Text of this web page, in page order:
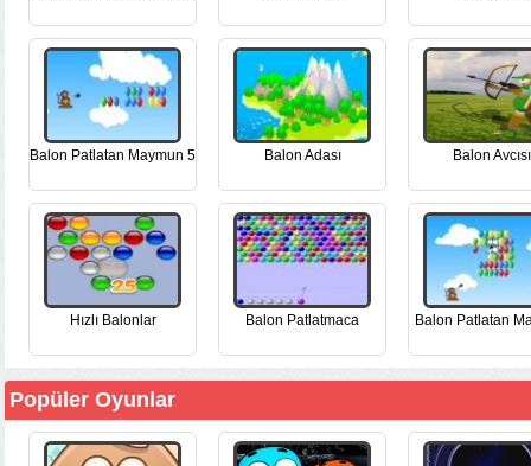
Balon Patlatan Maymun 5 Balon Adası Balon Avcısı
Hızlı Balonlar Balon Patlatmaca Balon Patlatan
Popüler Oyunlar